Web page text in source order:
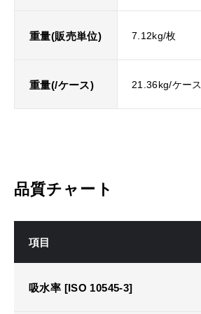
重量(販売単位) 7.12kg/枚
重量(/ケース) 21.36kg/ケース
品質チャート
項目
吸水率 [ISO 10545-3]